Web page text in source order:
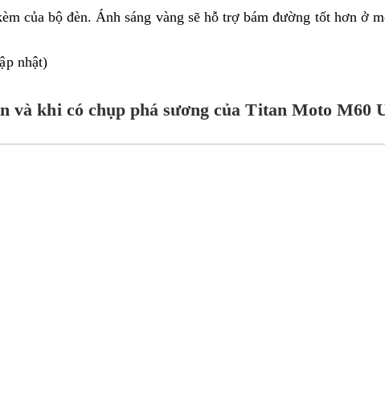
của bộ đèn. Ánh sáng vàng sẽ hỗ trợ bám đường tốt hơn
nhật)
và khi có chụp phá sương của Titan Moto M60